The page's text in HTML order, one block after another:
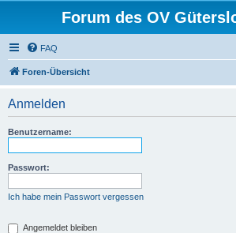
Forum des OV
FAQ
Foren-Übersicht
Anmelden
Benutzername:
Passwort:
Ich habe mein Passwort vergessen
Angemeldet bleiben